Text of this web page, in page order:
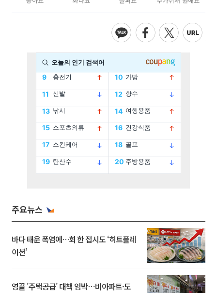
주요뉴스
바다 태운 폭염에…회 한 접시도 ‘히트플레
이션’
영끌 '주택공급' 대책 임박⋯비아파트·도